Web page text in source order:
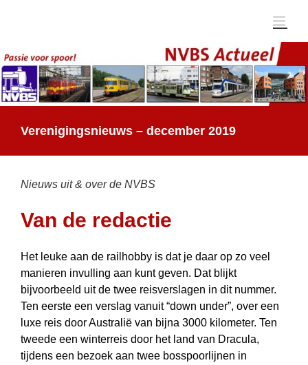
Verenigingsnieuws – december 2019
Nieuws uit & over de NVBS
Van de redactie
Het leuke aan de railhobby is dat je daar op zo veel
manieren invulling aan kunt geven. Dat blijkt
bijvoorbeeld uit de twee reisverslagen in dit nummer.
Ten eerste een verslag vanuit “down under”, over een
luxe reis door Australië van bijna 3000 kilometer. Ten
tweede een winterreis door het land van Dracula,
tijdens een bezoek aan twee bosspoorlijnen in